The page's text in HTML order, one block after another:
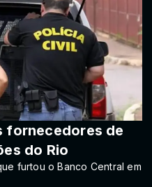
fornecedores de
do Rio
furtou o Banco Central em